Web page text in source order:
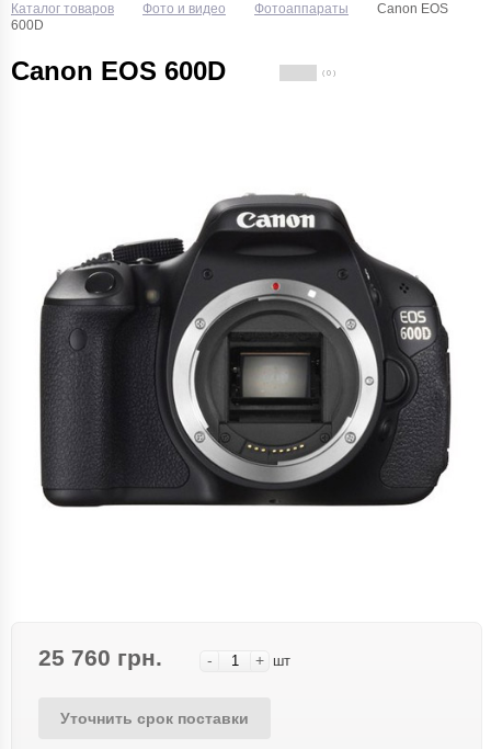
Каталог товаров Фото и видео Фотоаппараты
Canon EOS
600D
Canon EOS 600D ( 0 )
25 760 грн. - + шт
Уточнить срок поставки